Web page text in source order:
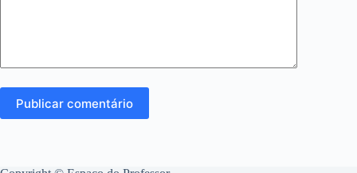
Publicar comentário